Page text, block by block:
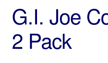
G.I. Joe
2 Pack